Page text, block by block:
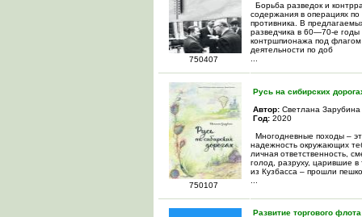
750407
Борьба разведок и
содержания в операциях по
противника. В
разведчика в 60—70-е
контршпионажа под
деятельности по доб
750107
Русь на сибирских
Автор: Светлана Зарубина
Год: 2020
Многодневные походы –
надежность окружающих
личная ответственность,
голод, разруху, царившие в
из Кузбасса – прошли
Развитие торгового